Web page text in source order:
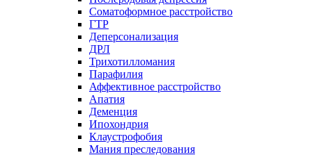
Соматоформное расстройство
ГТР
Деперсонализация
ДРЛ
Трихотилломания
Парафилия
Аффективное расстройство
Апатия
Деменция
Ипохондрия
Клаустрофобия
Мания преследования